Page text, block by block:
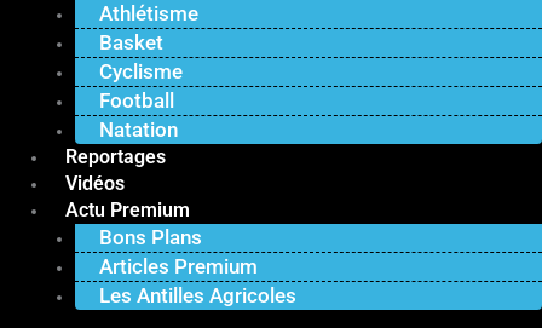
Athlétisme
Basket
Cyclisme
Football
Natation
Reportages
Vidéos
Actu Premium
Bons Plans
Articles Premium
Les Antilles Agricoles